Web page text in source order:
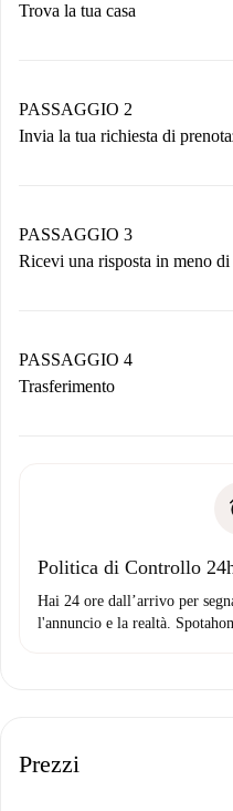
Trova la tua casa
Hai tutte le informazioni
PASSAGGIO 2
Invia la tua richiesta di
non accetta.
PASSAGGIO 3
Ricevi una risposta in meno
contatto con il
Se rifiutata: non ti
Domiciliazione
PASSAGGIO 4
Trasferimento
solo se non segnali
Politica di Controllo
Hai 24 ore dall’arrivo per
l'annuncio e la realtà.
Prezzi